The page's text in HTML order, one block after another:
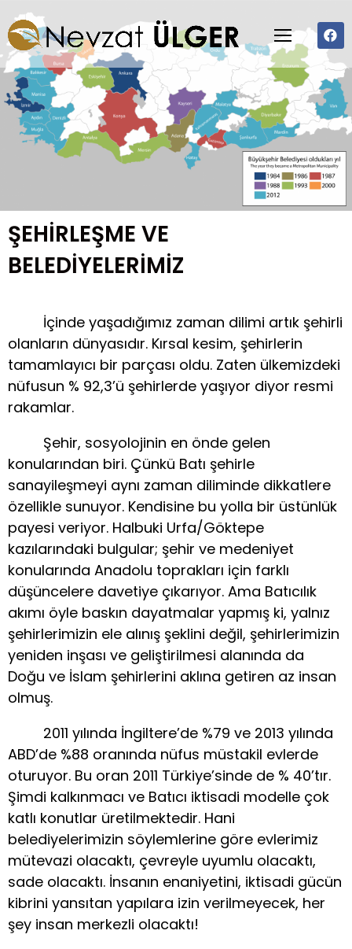
ŞEHİRLEŞME VE
BELEDİYELERİMİZ
İçinde yaşadığımız zaman dilimi artık şehirli
olanların dünyasıdır. Kırsal kesim, şehirlerin
tamamlayıcı bir parçası oldu. Zaten ülkemizdeki
nüfusun % 92,3’ü şehirlerde yaşıyor diyor resmi
rakamlar.
Şehir, sosyolojinin en önde gelen
konularından biri. Çünkü Batı şehirle
sanayileşmeyi aynı zaman diliminde dikkatlere
özellikle sunuyor. Kendisine bu yolla bir üstünlük
payesi veriyor. Halbuki Urfa/Göktepe
kazılarındaki bulgular; şehir ve medeniyet
konularında Anadolu toprakları için farklı
düşüncelere davetiye çıkarıyor. Ama Batıcılık
akımı öyle baskın dayatmalar yapmış ki, yalnız
şehirlerimizin ele alınış şeklini değil, şehirlerimizin
yeniden inşası ve geliştirilmesi alanında da
Doğu ve İslam şehirlerini aklına getiren az insan
olmuş.
2011 yılında İngiltere’de %79 ve 2013 yılında
ABD’de %88 oranında nüfus müstakil evlerde
oturuyor. Bu oran 2011 Türkiye’sinde de % 40’tır.
Şimdi kalkınmacı ve Batıcı iktisadi modelle çok
katlı konutlar üretilmektedir. Hani
belediyelerimizin söylemlerine göre evlerimiz
mütevazi olacaktı, çevreyle uyumlu olacaktı,
sade olacaktı. İnsanın enaniyetini, iktisadi gücün
kibrini yansıtan yapılara izin verilmeyecek, her
şey insan merkezli olacaktı!